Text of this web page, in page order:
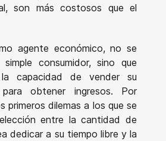
son más costosos que el
agente económico, no se
consumidor, sino que
capacidad de vender su
obtener ingresos. Por
primeros dilemas a los que se
entre la cantidad de
dedicar a su tiempo libre y la